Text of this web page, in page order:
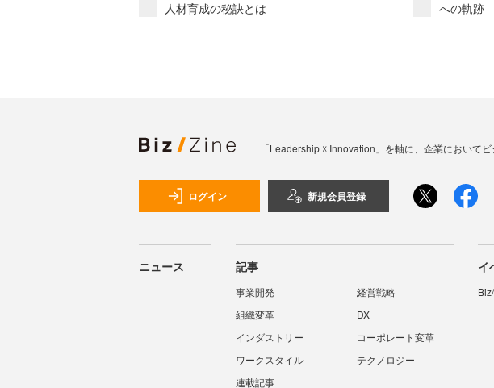
人材育成の秘訣とは
への軌跡
「Leadership ☓ Innovation」を軸に、企業において
ログイン 新規会員登録
ニュース 記事
事業開発
経営戦略
組織変革
DX
インダストリー
コーポレート変革
ワークスタイル
テクノロジー
連載記事
イ